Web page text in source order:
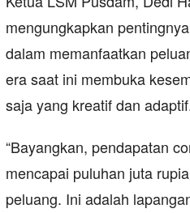
mengungkapkan
dalam memanfaatkan
era saat ini membuka
saja yang kreatif dan
“Bayangkan, pendapatan
mencapai puluhan juta
peluang. Ini adalah